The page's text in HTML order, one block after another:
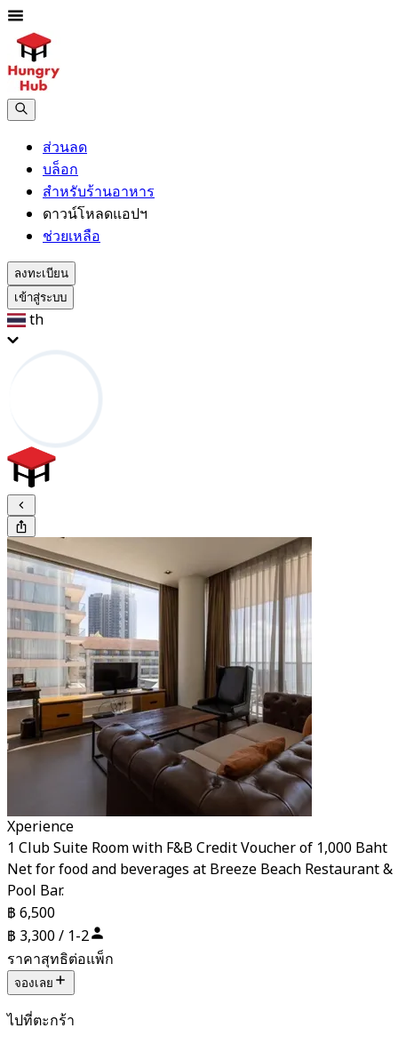
ส่วนลด
บล็อก
สำหรับร้านอาหาร
ดาวน์โหลดแอปฯ
ช่วยเหลือ
ลงทะเบียน
เข้าสู่ระบบ
th
Xperience
1 Club Suite Room with F&B Credit Voucher of 1,000 Baht
Net for food and beverages at Breeze Beach Restaurant &
Pool Bar.
฿ 6,500
฿ 3,300 / 1-2
ราคาสุทธิต่อแพ็ก
จองเลย
ไปที่ตะกร้า